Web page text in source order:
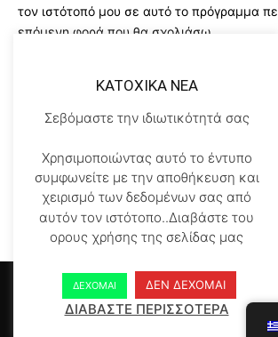
τον ιστότοπό μου σε αυτό το πρόγραμμα
επόμενη φορά που θα σχολιάσω.
Χρησιμοποιώντας αυτό το έντυπο
αποθήκευση και χειρισμό των
τον ιστότοπο..Διαβάστε του ορους
μας*
Αρχικη KATOHIKA NEA Login Register
ΟΡΟΙ ΧΡΗΣΗΣ
ΕΠΙΚΟΙΝΩΝΙΑ
© Newspaper WordPress Theme by
KATOXIKA NEA
Σεβόμαστε την ιδιωτικότητά σας
Χρησιμοποιώντας αυτό το έντυπο
συμφωνείτε με την αποθήκευση και
χειρισμό των δεδομένων σας από
αυτόν τον ιστότοπο..Διαβάστε του
ορους χρήσης της σελίδας μας
ΔΕΧΟΜΑΙ ΔΕΝ ΔΕΧΟΜΑΙ
ΔΙΑΒΑΣΤΕ ΠΕΡΙΣΣΟΤΕΡΑ